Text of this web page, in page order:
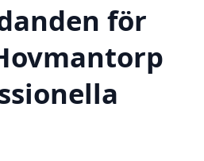
för